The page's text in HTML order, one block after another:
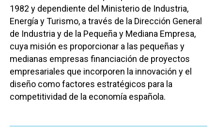
1982 y dependiente del Ministerio de Industria,
Energía y Turismo, a través de la Dirección General
de Industria y de la Pequeña y Mediana Empresa,
cuya misión es proporcionar a las pequeñas y
medianas empresas financiación de proyectos
empresariales que incorporen la innovación y el
diseño como factores estratégicos para la
competitividad de la economía española.